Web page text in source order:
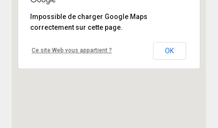
Impossible de charger Google Maps
correctement sur cette page.
Ce site Web vous appartient ? OK